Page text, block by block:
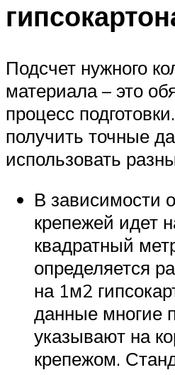
Подсчет нужного
материала – это
процесс
получить точные
использовать
В зависимости
крепежей идет
квадратный
определяется
на 1м2
данные многие
указывают на
крепежом.